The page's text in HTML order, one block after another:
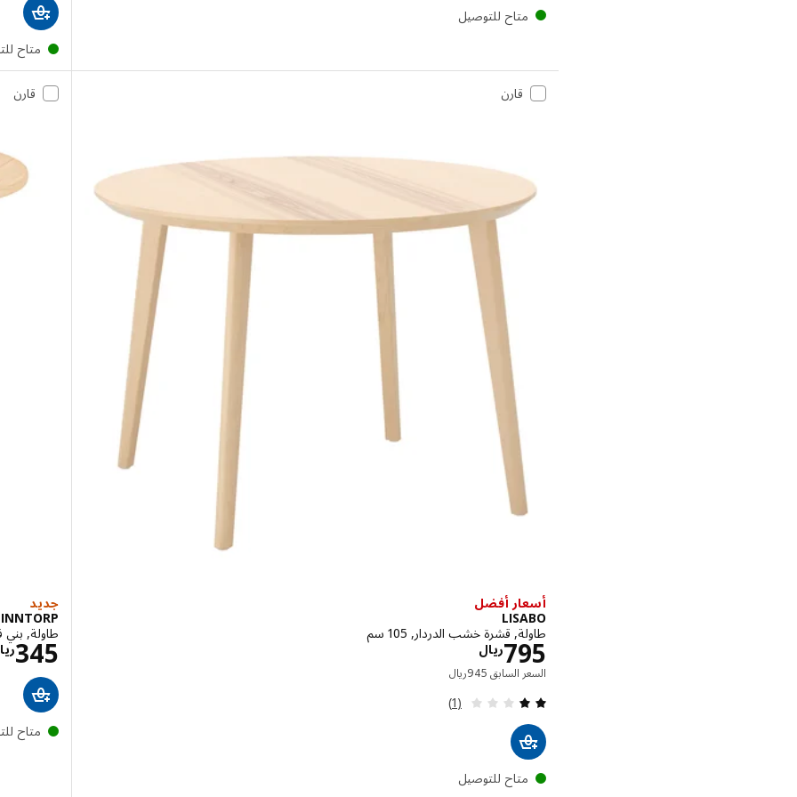
متاح للتوصيل
متاح
قارن
أسعار أفضل
LISABO
طاولة, قشرة خشب الدردار, 105 سم
ريال795 الاسعار ريال 795
السعر السابق ريال945
مراجعة: 2 من أصل 5 نجوم. إجمالي المراجعات:(1)
متاح للتوصيل
قارن
جديد
طاولة, بني
345
متاح